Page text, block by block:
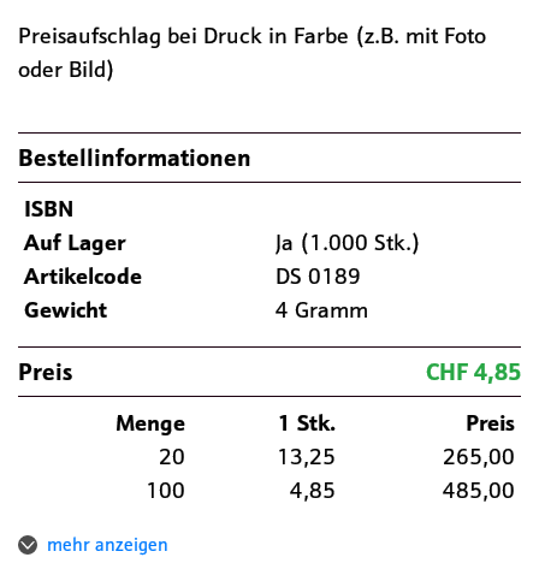
Preisaufschlag bei Druck in Farbe (z.B. mit Foto
oder Bild)
Bestellinformationen
ISBN
Auf Lager
Ja (1.000 Stk.)
Artikelcode
DS 0189
Gewicht
4 Gramm
Preis CHF 4,85
Menge 1 Stk.
Preis
20
13,25
265,00
100
4,85 485,00
mehr anzeigen